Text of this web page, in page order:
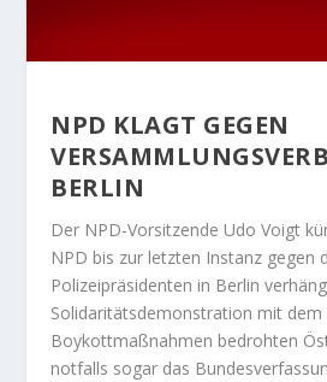
NPD KLAGT GEGEN
BERLIN
Der NPD-Vorsitzende Udo Voigt
NPD bis zur letzten Instanz gegen
Polizeipräsidenten in Berlin
Solidaritätsdemonstration mit dem
Boykottmaßnahmen bedrohten
notfalls sogar das